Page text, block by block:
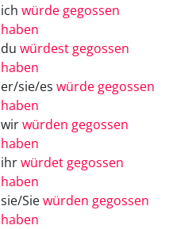
ich würde gegossen
haben
du würdest gegossen
haben
er/sie/es würde gegossen
haben
wirwürden gegossen
haben
ihrwürdet gegossen
haben
sie/Siewürden gegossen
haben